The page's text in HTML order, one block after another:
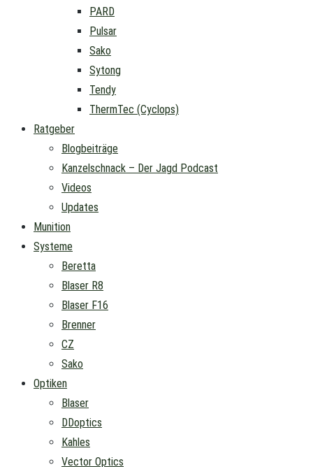
PARD
Pulsar
Sako
Sytong
Tendy
ThermTec (Cyclops)
Ratgeber
Blogbeiträge
Kanzelschnack – Der Jagd Podcast
Videos
Updates
Munition
Systeme
Beretta
Blaser R8
Blaser F16
Brenner
CZ
Sako
Optiken
Blaser
DDoptics
Kahles
Vector Optics